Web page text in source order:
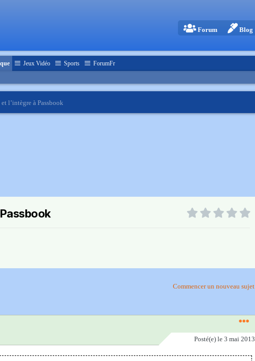
Forum Blog
Jeux Vidéo Sports ForumFr
l’intègre à Passbook
Commencer un nouveau sujet
Posté(e) le 3 mai 2013